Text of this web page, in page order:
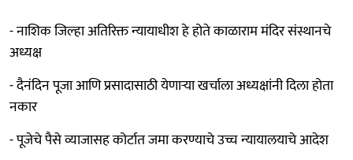
- नाशिक जिल्हा अतिरिक्त न्यायाधीश हे होते काळाराम मंदिर संस्थानचे
अध्यक्ष
- दैनंदिन पूजा आणि प्रसादासाठी येणाऱ्या खर्चाला अध्यक्षांनी दिला होता
नकार
- पूजेचे पैसे व्याजासह कोर्टात जमा करण्याचे उच्च न्यायालयाचे आदेश